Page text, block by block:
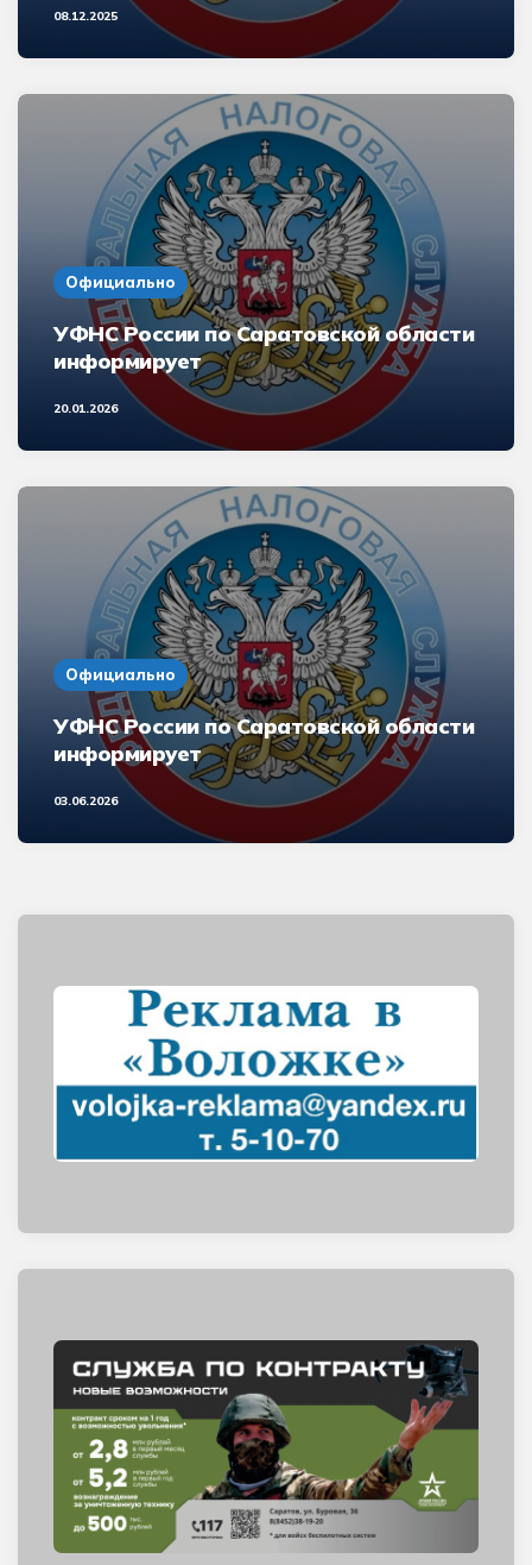
08.12.2025
Официально
УФНС России по Саратовской области
информирует
20.01.2026
Официально
УФНС России по Саратовской области
информирует
03.06.2026